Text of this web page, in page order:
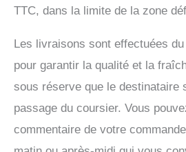
TTC, dans la limite de la zone
Les livraisons sont effectuées
pour garantir la qualité et la
sous réserve que le destinataire
passage du coursier. Vous
commentaire de votre